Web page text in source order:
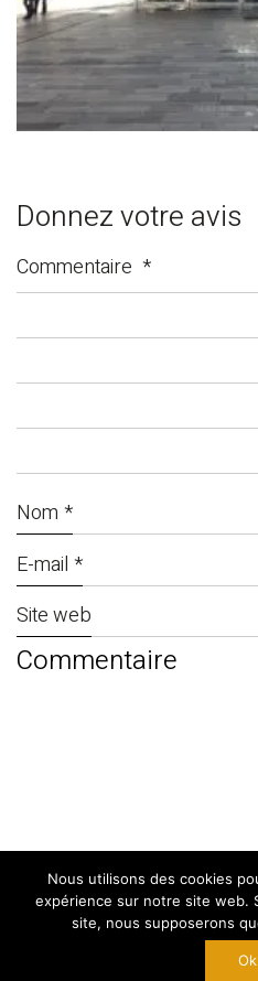
Donnez votre avis
Commentaire *
Nom *
E-mail *
Site web
© Copyright 2024. ByWest
Mentions Légales
Nous utilisons des cookies
expérience sur notre site web.
site, nous supposerons
Ok